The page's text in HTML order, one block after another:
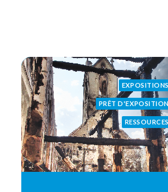
EXPOSITIONS
PRÊT D'EXPOSITION
RESSOURCES